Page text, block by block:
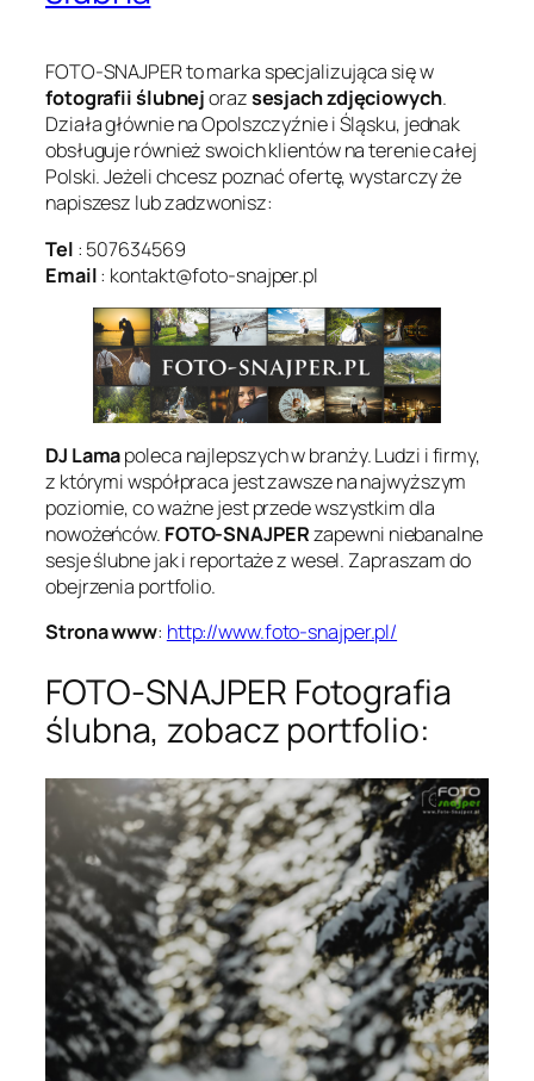
FOTO-SNAJPER to marka specjalizująca się w
fotografii ślubnejorazsesjach zdjęciowych.
Działa głównie na Opolszczyźnie i Śląsku, jednak
obsługuje również swoich klientów na terenie całej
Polski. Jeżeli chcesz poznać ofertę, wystarczy że
napiszesz lub zadzwonisz:
Tel : 507634569
Email: kontakt@foto-snajper.pl
DJ Lamapoleca najlepszych w branży. Ludzi i firmy,
z którymi współpraca jest zawsze na najwyższym
poziomie, co ważne jest przede wszystkim dla
nowożeńców. FOTO-SNAJPERzapewni niebanalne
sesje ślubne jak i reportaże z wesel. Zapraszam do
obejrzenia portfolio.
Strona www: http://www.foto-snajper.pl/
FOTO-SNAJPER Fotografia
ślubna, zobacz portfolio: